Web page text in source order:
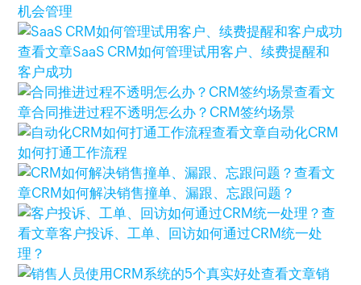
机会管理
查看文章SaaS CRM如何管理试用客户、续费提醒和
客户成功
查看文
章合同推进过程不透明怎么办？CRM签约场景
查看文章自动化CRM
如何打通工作流程
查看文
章CRM如何解决销售撞单、漏跟、忘跟问题？
查
看文章客户投诉、工单、回访如何通过CRM统一处
理？
查看文章销